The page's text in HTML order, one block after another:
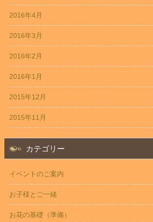
2016年4月
2016年3月
2016年2月
2016年1月
2015年12月
2015年11月
カテゴリー
イベントのご案内
お子様とご一緒
お花の基礎（準備）